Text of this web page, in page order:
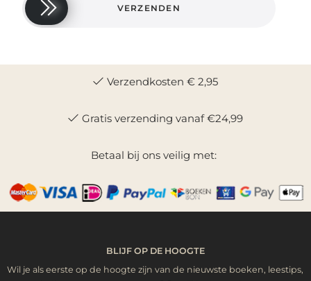
VERZENDEN
Verzendkosten € 2,95
Gratis verzending vanaf €24,99
Betaal bij ons veilig met:
BLIJF OP DE HOOGTE
Wil je als eerste op de hoogte zijn van de nieuwste boeken, leestips,